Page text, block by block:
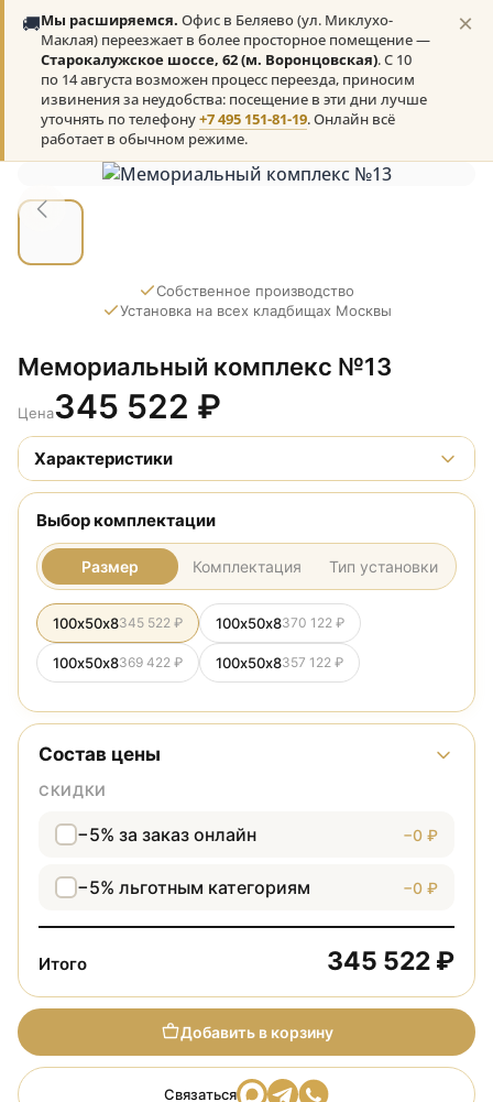
🚚Мы расширяемся. Офис в Беляево (ул. Миклухо-
Маклая) переезжает в более просторное помещение —
Старокалужское шоссе, 62 (м. Воронцовская). С 10
по 14 августа возможен процесс переезда, приносим
извинения за неудобства: посещение в эти дни лучше
уточнять по телефону+7 495 151-81-19. Онлайн всё
работает в обычном режиме.
×
Собственное производство
Установка на всех кладбищах Москвы
Мемориальный комплекс №13
Цена345 522 ₽
Характеристики
Выбор комплектации
Размер Комплектация Тип установки
100х50х8345 522 ₽ 100х50х8370 122 ₽
100х50х8369 422 ₽ 100х50х8357 122 ₽
Состав цены
СКИДКИ
−5% за заказ онлайн −0 ₽
−5% льготным категориям −0 ₽
Итого 345 522 ₽
Добавить в корзину
Связаться